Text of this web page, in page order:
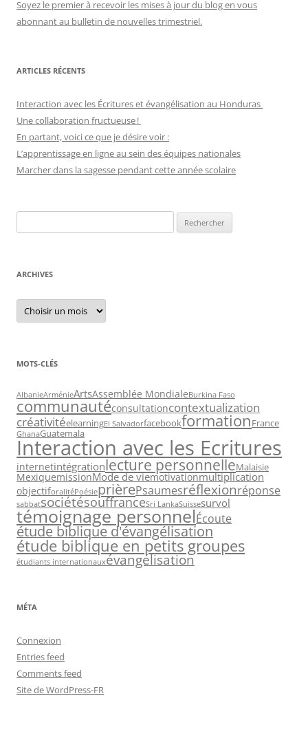
Soyez le premier à recevoir les mises à jour du blog en vous
abonnant au bulletin de nouvelles trimestriel.
ARTICLES RÉCENTS
Interaction avec les Écritures et évangélisation au Honduras
Une collaboration fructueuse !
En partant, voici ce que je désire voir :
L’apprentissage en ligne au sein des équipes nationales
Marcher dans la sagesse pendant cette année scolaire
pour :
ARCHIVES
Archives
MOTS-CLÉS
AlbanieArménieArtsAssemblée MondialeBurkina Faso
communautéconsultationcontextualization
créativitéelearningEl SalvadorfacebookformationFrance
GhanaGuatemala
Interaction avec les Ecritures
internetintégrationlecture personnelleMalaisie
MexiquemissionMode de viemotivationmultiplication
objectiforalitéPoésieprièrePsaumesréflexionréponse
sabbatsociétésouffranceSri LankaSuissesurvol
témoignage personnelÉcoute
étude biblique d'évangélisation
étude biblique en petits groupes
étudiants internationauxévangélisation
MÉTA
Connexion
Entries feed
Comments feed
Site de WordPress-FR